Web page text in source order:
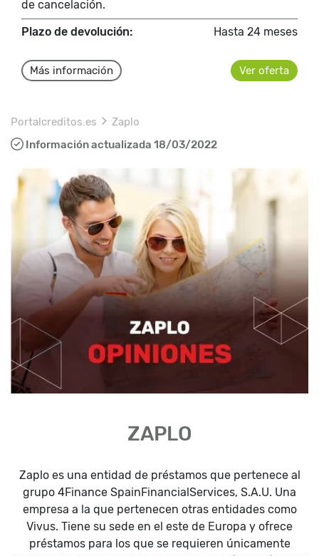
de cancelación.
Plazo de devolución:
Hasta 24 meses
Más información Ver oferta
Portalcreditos.es
Zaplo
Información actualizada 18/03/2022
ZAPLO
Zaplo es una entidad de préstamos que pertenece al
grupo 4Finance SpainFinancialServices, S.A.U. Una
empresa a la que pertenecen otras entidades como
Vivus. Tiene su sede en el este de Europa y ofrece
préstamos para los que se requieren únicamente